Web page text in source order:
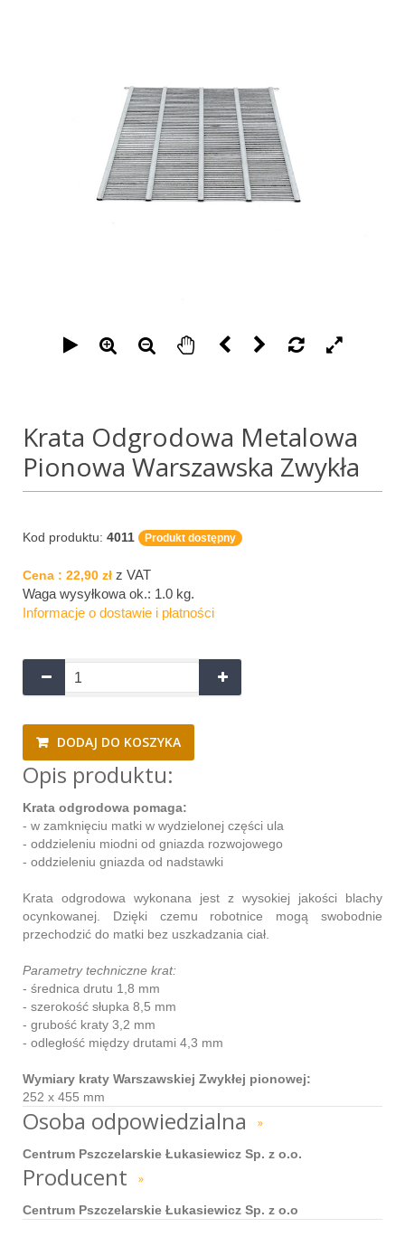
Krata Odgrodowa Metalowa
Pionowa Warszawska Zwykła
Kod produktu: 4011 Produkt dostępny
Cena : 22,90 zł z VAT
Waga wysyłkowa ok.: 1.0 kg.
Informacje o dostawie i płatności
DODAJ DO KOSZYKA
Opis produktu:
Krata odgrodowa pomaga:
- w zamknięciu matki w wydzielonej części ula
- oddzieleniu miodni od gniazda rozwojowego
- oddzieleniu gniazda od nadstawki
Krata odgrodowa wykonana jest z wysokiej jakości blachy
ocynkowanej. Dzięki czemu robotnice mogą swobodnie
przechodzić do matki bez uszkadzania ciał.
Parametry techniczne krat:
- średnica drutu 1,8 mm
- szerokość słupka 8,5 mm
- grubość kraty 3,2 mm
- odległość między drutami 4,3 mm
Wymiary kraty Warszawskiej Zwykłej pionowej:
252 x 455 mm
Osoba odpowiedzialna »
Centrum Pszczelarskie Łukasiewicz Sp. z o.o.
Producent »
Centrum Pszczelarskie Łukasiewicz Sp. z o.o